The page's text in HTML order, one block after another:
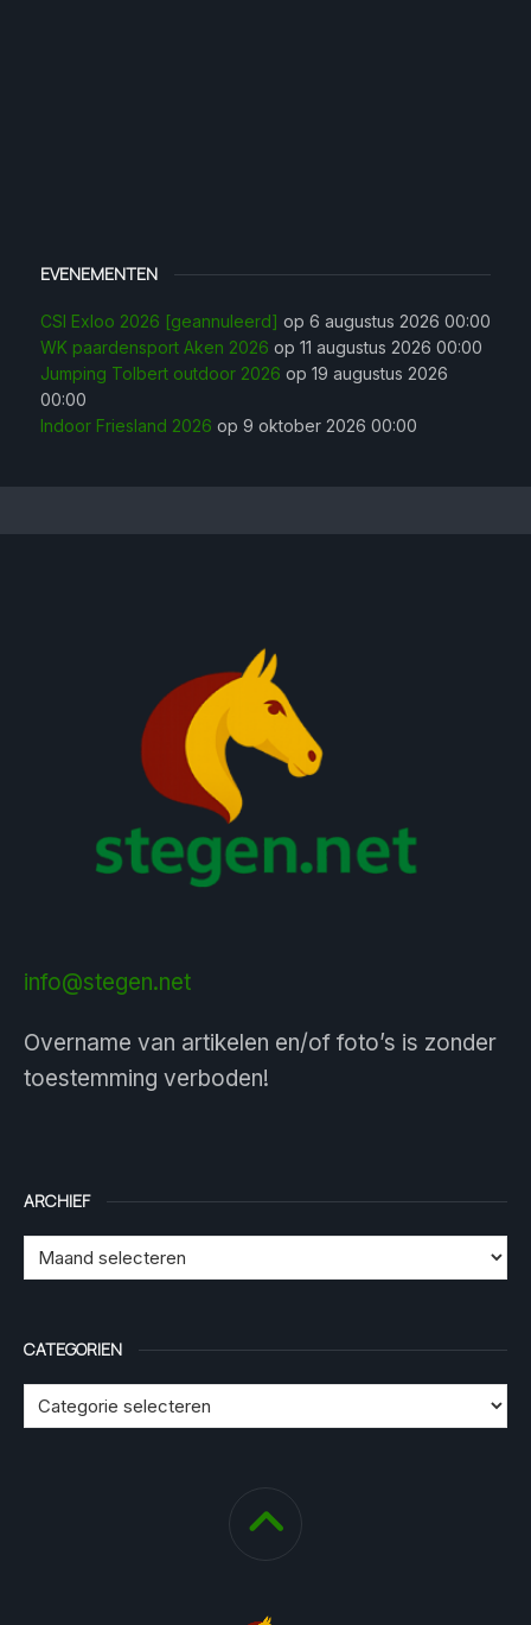
EVENEMENTEN
CSI Exloo 2026 [geannuleerd] op 6 augustus 2026 00:00
WK paardensport Aken 2026 op 11 augustus 2026 00:00
Jumping Tolbert outdoor 2026 op 19 augustus 2026
00:00
Indoor Friesland 2026 op 9 oktober 2026 00:00
info@stegen.net
Overname van artikelen en/of foto’s is zonder
toestemming verboden!
ARCHIEF
CATEGORIEN